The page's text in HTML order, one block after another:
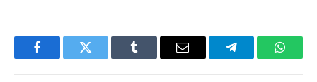
FacebookTwitter Tumblr Email Telegram